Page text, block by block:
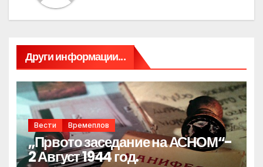
Други информации...
Вести Времеплов
„Првото заседание на АСНОМ“-
2 Август 1944 год.